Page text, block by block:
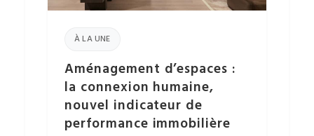
À LA UNE
Aménagement d’espaces :
la connexion humaine,
nouvel indicateur de
performance immobilière